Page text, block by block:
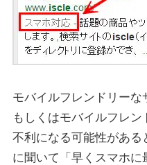
モバイルフレンドリーな
もしくはモバイルフレ
不利になる可能性がある
に聞いて「早くスマホ